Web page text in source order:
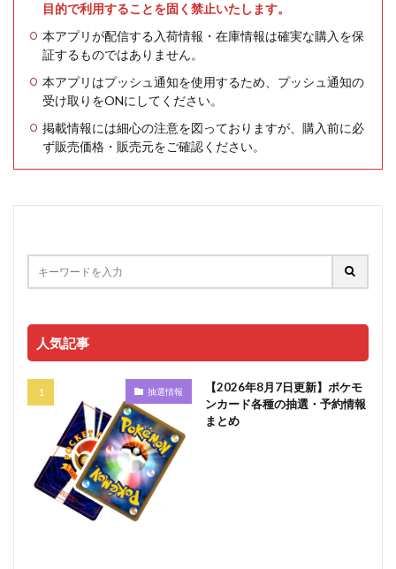
目的で利用することを固く禁止いたします。
本アプリが配信する入荷情報・在庫情報は確実な購入を保
証するものではありません。
本アプリはプッシュ通知を使用するため、プッシュ通知の
受け取りをONにしてください。
掲載情報には細心の注意を図っておりますが、購入前に必
ず販売価格・販売元をご確認ください。
人気記事
抽選情報
【2026年8月7日更新】ポケモ
ンカード各種の抽選・予約情報
まとめ